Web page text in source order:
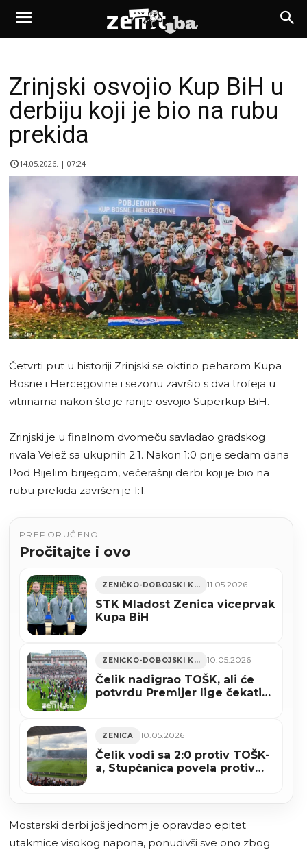
Zrinjski osvojio Kup BiH u
derbiju koji je bio na rubu
prekida
14.05.2026. | 07:24
Četvrti put u historiji Zrinjski se oktirio peharom Kupa
Bosne i Hercegovine i sezonu završio s dva trofeja u
vitrinama nakon što je ranije osvojio Superkup BiH.
Zrinjski je u finalnom dvomeču savladao gradskog
rivala Velež sa ukupnih 2:1. Nakon 1:0 prije sedam dana
Pod Bijelim brijegom, večerašnji derbi koji je bio na
rubu prekida završen je 1:1.
PREPORUČENO
Pročitajte i ovo
ZENIČKO-DOBOJSKI KANTON 11.05.2026
STK Mladost Zenica viceprvak
Kupa BiH
ZENIČKO-DOBOJSKI KANTON 10.05.2026
Čelik nadigrao TOŠK, ali će
potvrdu Premijer lige čekati
ZENICA 10.05.2026
Čelik vodi sa 2:0 protiv TOŠK-
a, Stupčanica povela protiv
Mostarski derbi još jednom je opravdao epitet
utakmice visokog napona, ponudivši sve ono zbog